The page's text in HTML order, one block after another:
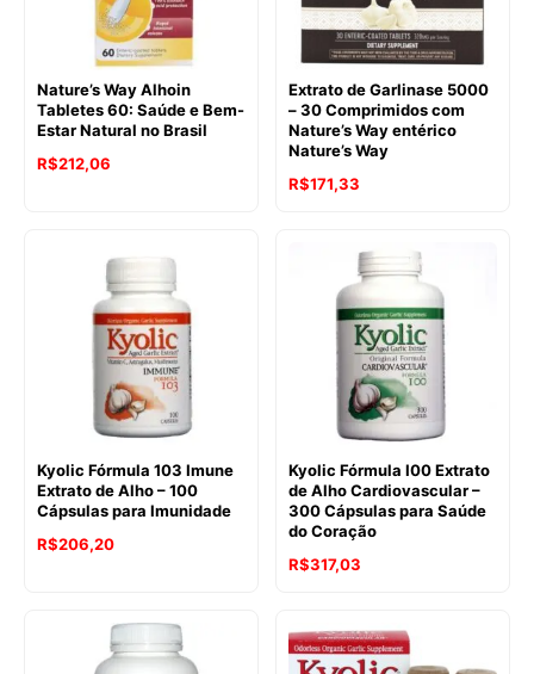
Nature’s Way Alhoin
Tabletes 60: Saúde e Bem-
Estar Natural no Brasil
R$212,06
Extrato de Garlinase 5000
– 30 Comprimidos com
Nature’s Way entérico
Nature’s Way
O
R$204,53.
R$171,33
é:
R$171,33.
Kyolic Fórmula 103 Imune
Extrato de Alho – 100
Cápsulas para Imunidade
R$206,20
Kyolic Fórmula I00 Extrato
de Alho Cardiovascular –
300 Cápsulas para Saúde
do Coração
R$317,03